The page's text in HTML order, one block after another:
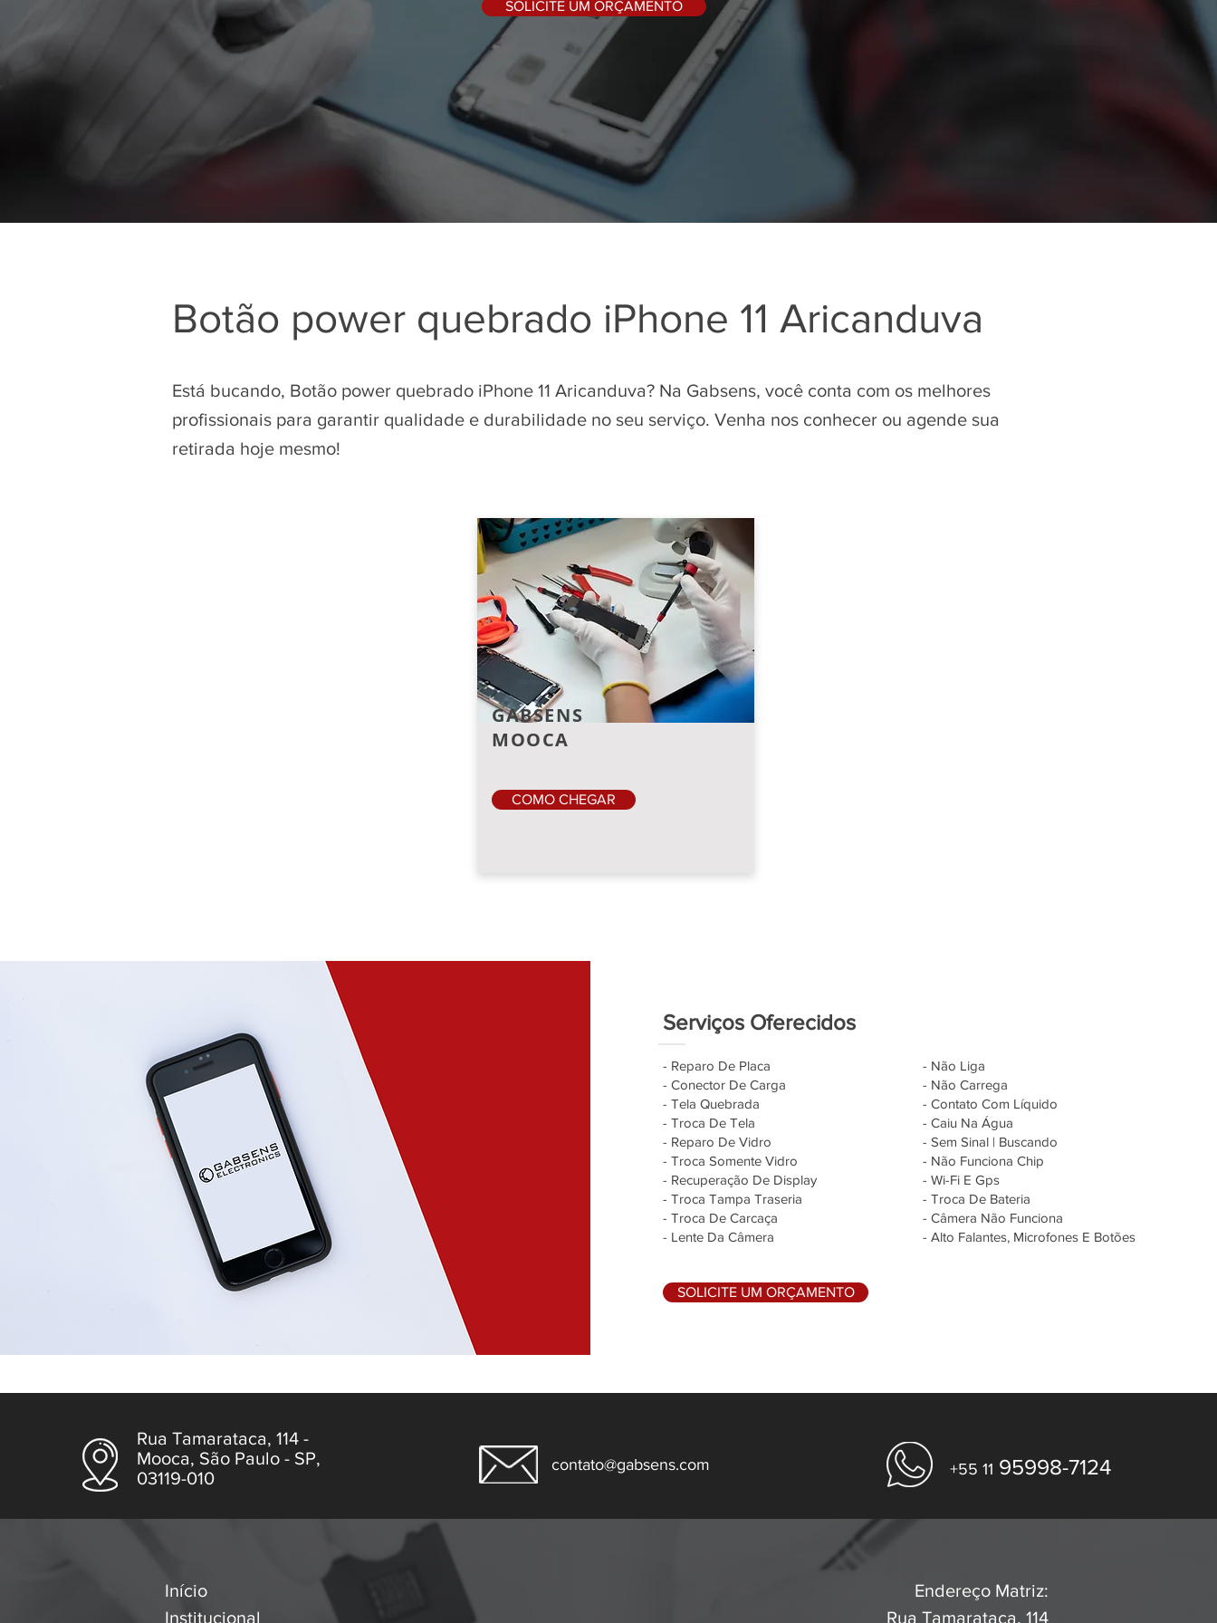
SOLICITE UM ORÇAMENTO
Botão power quebrado iPhone 11 Aricanduva
Está bucando, Botão power quebrado iPhone 11 Aricanduva? Na Gabsens, você conta com os melhores
profissionais para garantir qualidade e durabilidade no seu serviço. Venha nos conhecer ou agende sua
retirada hoje mesmo!
GABSENS
MOOCA
COMO CHEGAR
Serviços Oferecidos
- Reparo De Placa
- Conector De Carga
- Tela Quebrada
- Troca De Tela
- Reparo De Vidro
- Troca Somente Vidro
- Recuperação De Display
- Troca Tampa Traseria
- Troca De Carcaça
- Lente Da Câmera
- Não Liga
- Não Carrega
- Contato Com Líquido
- Caiu Na Água
- Sem Sinal | Buscando
- Não Funciona Chip
- Wi-Fi E Gps
- Troca De Bateria
- Câmera Não Funciona
- Alto Falantes, Microfones E Botões
SOLICITE UM ORÇAMENTO
Rua Tamarataca, 114 -
Mooca, São Paulo - SP,
03119-010
contato@gabsens.com +55 11 95998-7124
Início
Institucional
Endereço Matriz:
Rua Tamarataca, 114